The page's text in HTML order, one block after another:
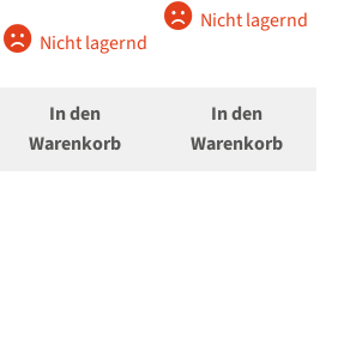
Nicht lagernd
In den
Warenkorb
Nicht lagernd
In den
Warenkorb